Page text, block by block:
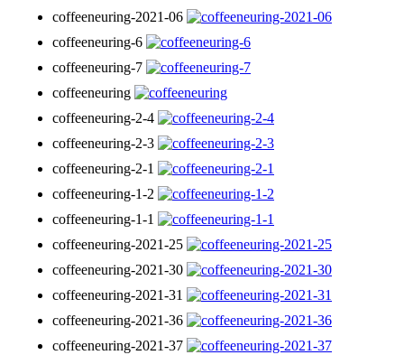
coffeeneuring-2021-06
coffeeneuring-6
coffeeneuring-7
coffeeneuring
coffeeneuring-2-4
coffeeneuring-2-3
coffeeneuring-2-1
coffeeneuring-1-2
coffeeneuring-1-1
coffeeneuring-2021-25
coffeeneuring-2021-30
coffeeneuring-2021-31
coffeeneuring-2021-36
coffeeneuring-2021-37